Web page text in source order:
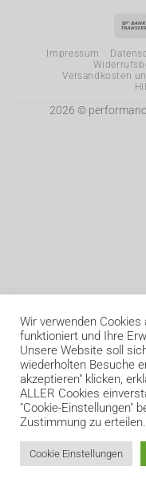
Impressum
Versandkosten
2026 ©
Wir verwenden
funktioniert und Ihre
Unsere Website soll
wiederholten Besuche
akzeptieren" klicken,
ALLER Cookies
"Cookie-Einstellungen"
Zustimmung zu erteilen.
Cookie Einstellungen